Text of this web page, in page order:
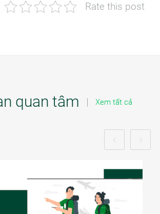
Rate this post
quan tâm Xem tất cả